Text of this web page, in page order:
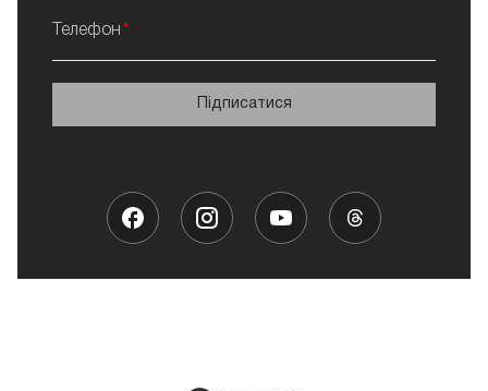
Телефон
Підписатися